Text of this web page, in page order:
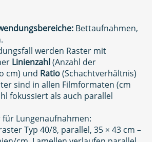
Bettaufnahmen,
werden Raster mit
Linienzahl(Anzahl der
cm) und Ratio(Schachtverhältnis)
sind in allen Filmformaten (cm
fokussiert als auch parallel
für Lungenaufnahmen:
Typ 40/8, parallel, 35 × 43 cm –